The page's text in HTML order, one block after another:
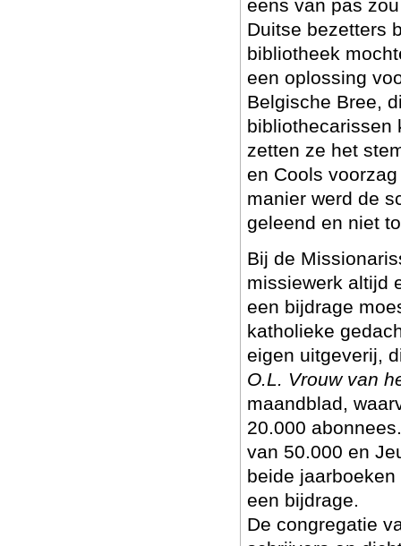
eens van pas
Duitse bezetters
bibliotheek
een oplossing
Belgische Bree,
bibliothecarissen
zetten ze het
en Cools
manier werd de
geleend en niet
Bij de
missiewerk altijd
een bijdrage
katholieke
eigen uitgeverij,
O.L. Vrouw van
maandblad,
20.000
van 50.000 en
beide
een bijdrage.
De congregatie